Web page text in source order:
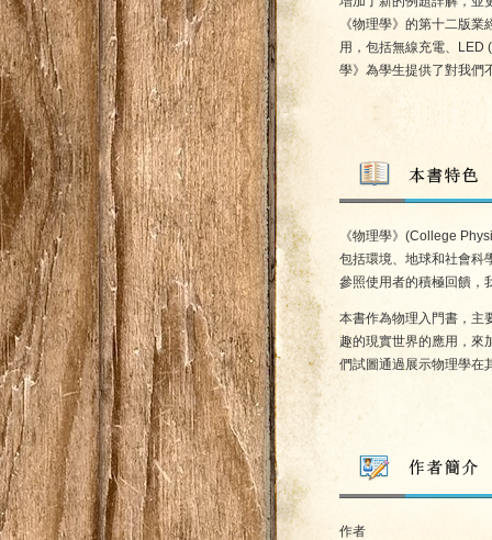
《物理學》的第十二版
用，包括無線充電、LED
學》為學生提供了對我們
《物理學》(College
包括環境、地球和社會科
參照使用者的積極回饋，
本書作為物理入門書，主
趣的現實世界的應用，來
們試圖通過展示物理學在
作者